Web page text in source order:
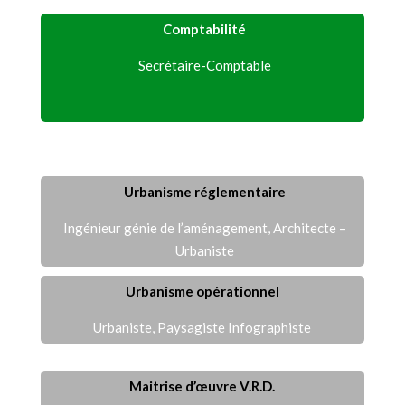
Comptabilité
Secrétaire-Comptable
Urbanisme réglementaire
Ingénieur génie de l’aménagement, Architecte –
Urbaniste
Urbanisme opérationnel
Urbaniste, Paysagiste Infographiste
Maitrise d’œuvre V.R.D.